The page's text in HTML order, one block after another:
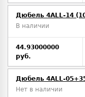
Дюбель 4ALL-14
В наличии
44.93000000
руб.
Дюбель 4ALL-
Нет в наличии